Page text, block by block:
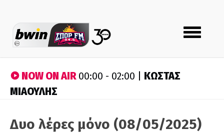
Toggle
navigation
NOW ON AIR00:00 - 02:00 | ΚΩΣΤΑΣ
ΜΙΑΟΥΛΗΣ
Δυο λέρες μόνο (08/05/2025)